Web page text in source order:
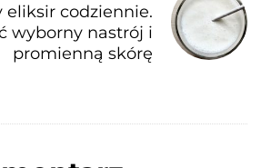
codziennie.
wyborny nastrój i
promienną skórę